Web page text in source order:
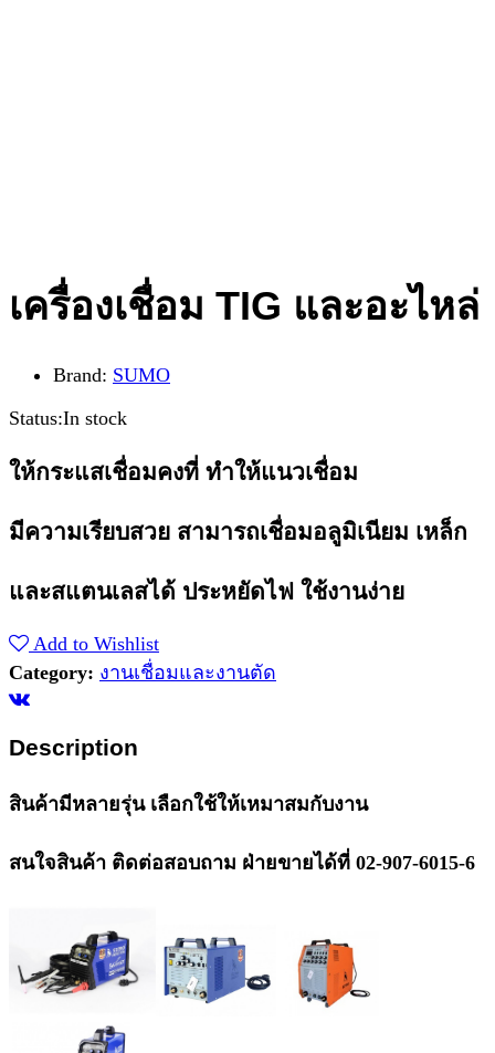
เครื่องเชื่อม TIG และอะไหล่
Brand: SUMO
Status:In stock
ให้กระแสเชื่อมคงที่ ทำให้แนวเชื่อม
มีความเรียบสวย สามารถเชื่อมอลูมิเนียม เหล็ก
และสแตนเลสได้ ประหยัดไฟ ใช้งานง่าย
Add to Wishlist
Category: งานเชื่อมและงานตัด
Description
สินค้ามีหลายรุ่น เลือกใช้ให้เหมาสมกับงาน
สนใจสินค้า ติดต่อสอบถาม ฝ่ายขายได้ที่ 02-907-6015-6